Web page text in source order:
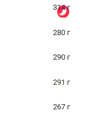
314 г
280 г
290 г
291 г
267 г